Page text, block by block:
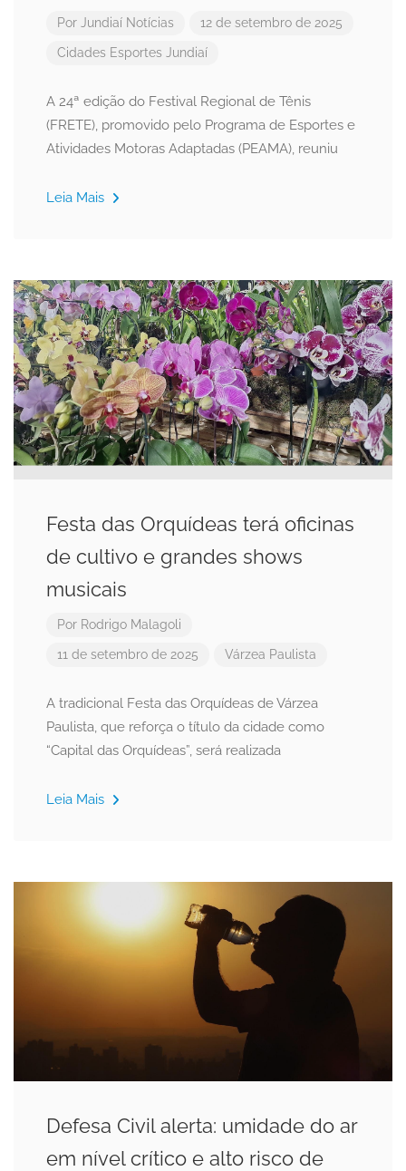
Por Jundiaí Notícias 12 de setembro de 2025
Cidades Esportes Jundiaí
A 24ª edição do Festival Regional de Tênis
(FRETE), promovido pelo Programa de Esportes e
Atividades Motoras Adaptadas (PEAMA), reuniu
Leia Mais
Festa das Orquídeas terá oficinas
de cultivo e grandes shows
musicais
Por Rodrigo Malagoli
11 de setembro de 2025 Várzea Paulista
A tradicional Festa das Orquídeas de Várzea
Paulista, que reforça o título da cidade como
“Capital das Orquídeas”, será realizada
Leia Mais
Defesa Civil alerta: umidade do ar
em nível crítico e alto risco de